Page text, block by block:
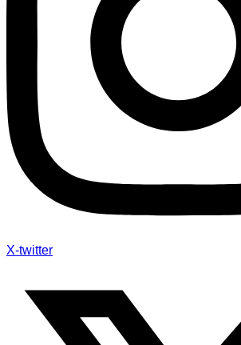
X-twitter